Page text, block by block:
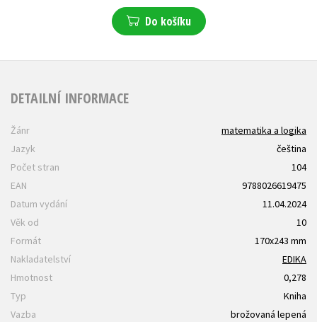
Do košíku
DETAILNÍ INFORMACE
Žánr
matematika a logika
Jazyk
čeština
Počet stran
104
EAN
9788026619475
Datum vydání
11.04.2024
Věk od
10
Formát
170x243 mm
Nakladatelství
EDIKA
Hmotnost
0,278
Typ
Kniha
Vazba
brožovaná lepená